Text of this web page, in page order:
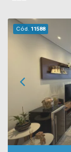
Cód. 11588